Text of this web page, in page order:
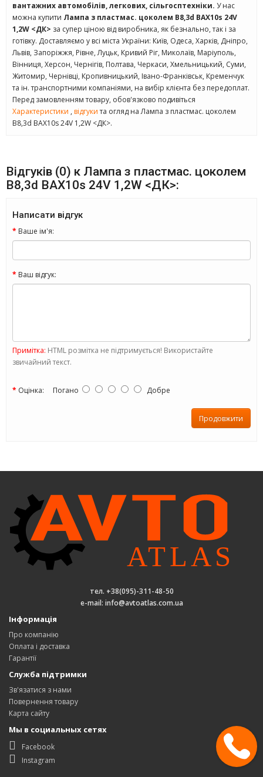
вантажних автомобілів, легкових, сільгосптехніки. У нас
можна купити Лампа з пластмас. цоколем B8,3d BAX10s 24V
1,2W <ДК> за супер ціною від виробника, як безнально, так і за
готівку. Доставляємо у всі міста України: Київ, Одеса, Харків, Дніпро,
Львів, Запоріжжя, Рівне, Луцьк, Кривий Ріг, Миколаїв, Маріуполь,
Вінниця, Херсон, Чернігів, Полтава, Черкаси, Хмельницький, Суми,
Житомир, Чернівці, Кропивницький, Івано-Франківськ, Кременчук
та ін. транспортними компаніями, на вибір клієнта без передоплат.
Перед замовленням товару, обов'язково подивіться
Характеристики , відгукита огляд на Лампа з пластмас. цоколем
B8,3d BAX10s 24V 1,2W <ДК>.
Відгуків (0) к Лампа з пластмас. цоколем
B8,3d BAX10s 24V 1,2W <ДК>:
Написати відгук
Ваше ім'я:
Ваш відгук:
Примітка: HTML розмітка не підтримується! Використайте
звичайний текст.
Оцінка: Погано Добре
Продовжити
тел. +38(095)-311-48-50
e-mail: info@avtoatlas.com.ua
Інформація
Про компанію
Оплата і доставка
Гарантії
Служба підтримки
Зв'язатися з нами
Повернення товару
Карта сайту
Мы в социальных сетях
Facebook
Instagram